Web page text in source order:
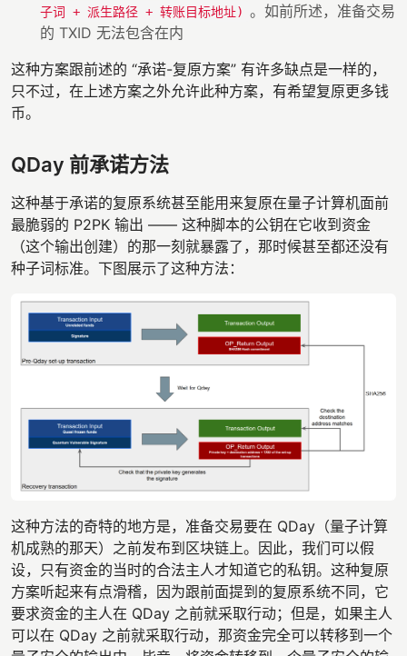
子词 + 派生路径 + 转账目标地址) 。如前所述，准备交易
的 TXID 无法包含在内
这种方案跟前述的 “承诺-复原方案” 有许多缺点是一样的，
只不过，在上述方案之外允许此种方案，有希望复原更多钱
币。
QDay 前承诺方法
这种基于承诺的复原系统甚至能用来复原在量子计算机面前
最脆弱的 P2PK 输出 —— 这种脚本的公钥在它收到资金
（这个输出创建）的那一刻就暴露了，那时候甚至都还没有
种子词标准。下图展示了这种方法：
这种方法的奇特的地方是，准备交易要在 QDay（量子计算
机成熟的那天）之前发布到区块链上。因此，我们可以假
设，只有资金的当时的合法主人才知道它的私钥。这种复原
方案听起来有点滑稽，因为跟前面提到的复原系统不同，它
要求资金的主人在 QDay 之前就采取行动；但是，如果主人
可以在 QDay 之前就采取行动，那资金完全可以转移到一个